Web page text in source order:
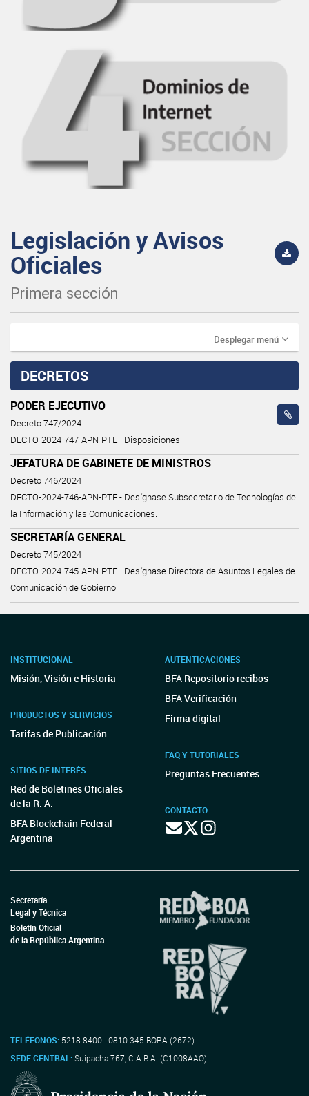
Legislación y Avisos
Oficiales
Primera sección
Desplegar menú
DECRETOS
PODER EJECUTIVO
Decreto 747/2024
DECTO-2024-747-APN-PTE - Disposiciones.
JEFATURA DE GABINETE DE MINISTROS
Decreto 746/2024
DECTO-2024-746-APN-PTE - Desígnase Subsecretario de Tecnologías de
la Información y las Comunicaciones.
SECRETARÍA GENERAL
Decreto 745/2024
DECTO-2024-745-APN-PTE - Desígnase Directora de Asuntos Legales de
Comunicación de Gobierno.
INSTITUCIONAL
Misión, Visión e Historia
PRODUCTOS Y SERVICIOS
Tarifas de Publicación
SITIOS DE INTERÉS
Red de Boletines Oficiales
de la R. A.
BFA Blockchain Federal
Argentina
AUTENTICACIONES
BFA Repositorio recibos
BFA Verificación
Firma digital
FAQ Y TUTORIALES
Preguntas Frecuentes
CONTACTO
Secretaría
Legal y Técnica
Boletín Oficial
de la República Argentina
TELÉFONOS: 5218-8400 - 0810-345-BORA (2672)
SEDE CENTRAL:Suipacha 767, C.A.B.A. (C1008AAO)